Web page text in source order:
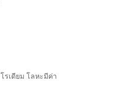
รเดียม โลหะมีค่า